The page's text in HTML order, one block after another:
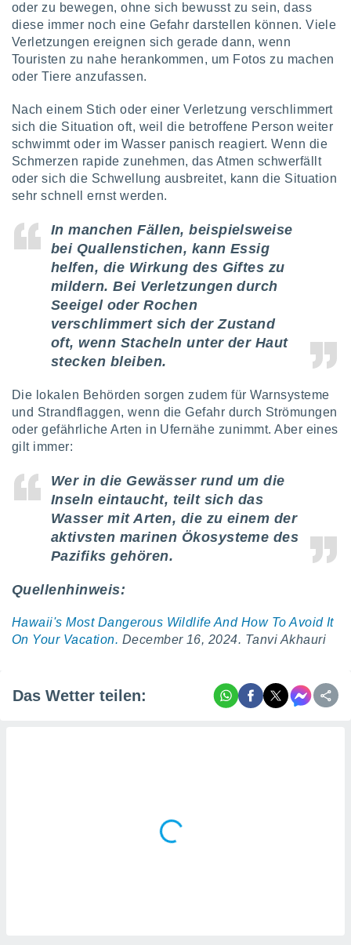
oder zu bewegen, ohne sich bewusst zu sein, dass
diese immer noch eine Gefahr darstellen können. Viele
Verletzungen ereignen sich gerade dann, wenn
Touristen zu nahe herankommen, um Fotos zu machen
oder Tiere anzufassen.
Nach einem Stich oder einer Verletzung verschlimmert
sich die Situation oft, weil die betroffene Person weiter
schwimmt oder im Wasser panisch reagiert. Wenn die
Schmerzen rapide zunehmen, das Atmen schwerfällt
oder sich die Schwellung ausbreitet, kann die Situation
sehr schnell ernst werden.
In manchen Fällen, beispielsweise
bei Quallenstichen, kann Essig
helfen, die Wirkung des Giftes zu
mildern. Bei Verletzungen durch
Seeigel oder Rochen
verschlimmert sich der Zustand
oft, wenn Stacheln unter der Haut
stecken bleiben.
Die lokalen Behörden sorgen zudem für Warnsysteme
und Strandflaggen, wenn die Gefahr durch Strömungen
oder gefährliche Arten in Ufernähe zunimmt. Aber eines
gilt immer:
Wer in die Gewässer rund um die
Inseln eintaucht, teilt sich das
Wasser mit Arten, die zu einem der
aktivsten marinen Ökosysteme des
Pazifiks gehören.
Quellenhinweis:
Hawaii's Most Dangerous Wildlife And How To Avoid It
On Your Vacation. December 16, 2024. Tanvi Akhauri
Das Wetter teilen: